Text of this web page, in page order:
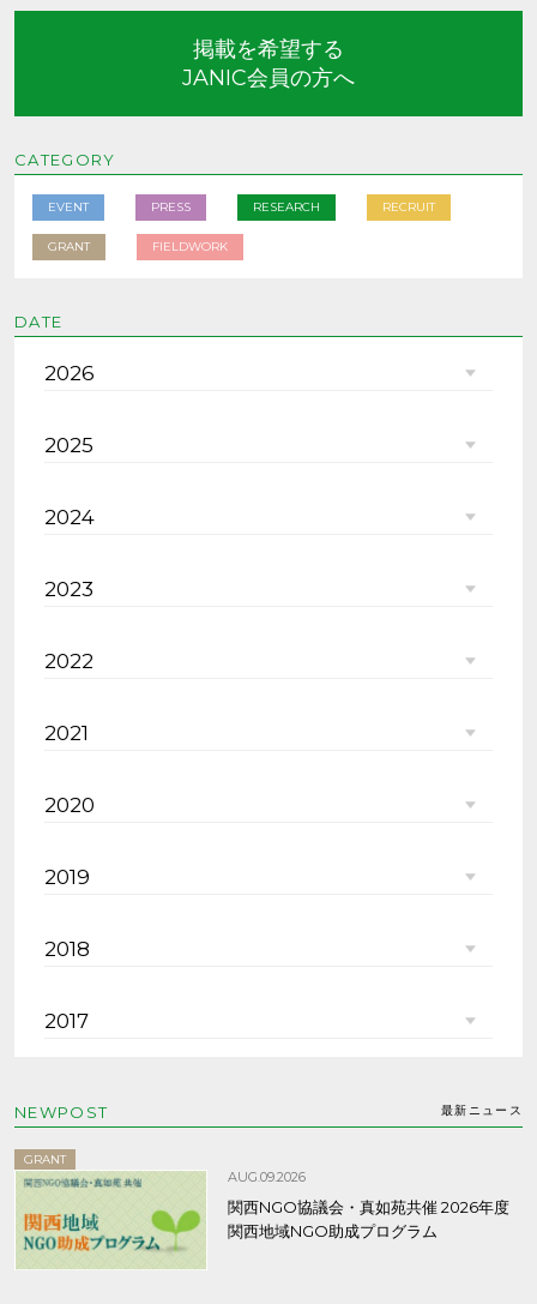
掲載を希望する
JANIC会員の方へ
CATEGORY
EVENT PRESS RESEARCH RECRUIT
GRANT FIELDWORK
DATE
2026
2025
2024
2023
2022
2021
2020
2019
2018
2017
NEWPOST 最新ニュース
GRANT
AUG.09.2026
関西NGO協議会・真如苑共催 2026年度
関西地域NGO助成プログラム